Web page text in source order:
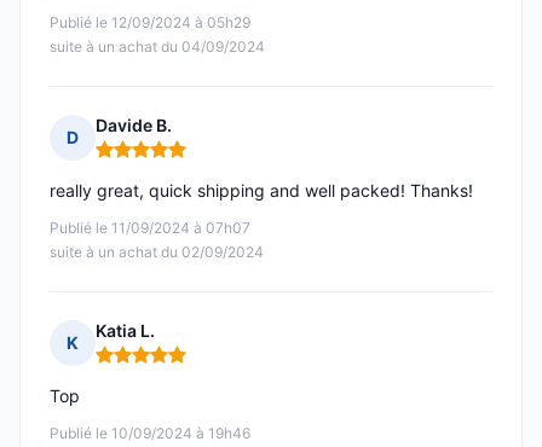
Publié le 12/09/2024 à 05h29
suite à un achat du 04/09/2024
D
Davide B.
Note : 5 sur 5
Publié le 11/09/2024 à 07h07
suite à un achat du 02/09/2024
really great, quick shipping and well packed! Thanks!
K
Katia L.
Note : 5 sur 5
Publié le 10/09/2024 à 19h46
Top